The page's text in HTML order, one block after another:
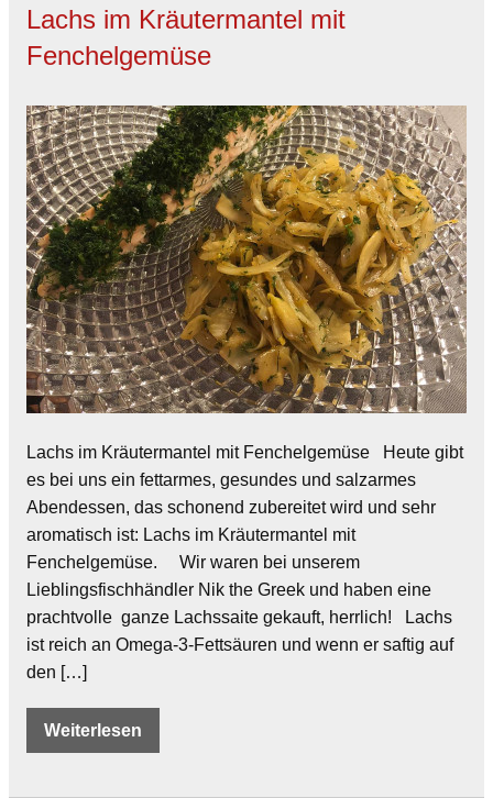
Lachs im Kräutermantel mit
Fenchelgemüse
Lachs im Kräutermantel mit Fenchelgemüse Heute gibt
es bei uns ein fettarmes, gesundes und salzarmes
Abendessen, das schonend zubereitet wird und sehr
aromatisch ist: Lachs im Kräutermantel mit
Fenchelgemüse. Wir waren bei unserem
Lieblingsfischhändler Nik the Greek und haben eine
prachtvolle ganze Lachssaite gekauft, herrlich! Lachs
ist reich an Omega-3-Fettsäuren und wenn er saftig auf
den […]
Weiterlesen